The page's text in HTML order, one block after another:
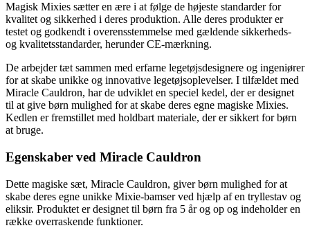
Magisk Mixies sætter en ære i at følge de højeste standarder for
kvalitet og sikkerhed i deres produktion. Alle deres produkter er
testet og godkendt i overensstemmelse med gældende sikkerheds-
og kvalitetsstandarder, herunder CE-mærkning.
De arbejder tæt sammen med erfarne legetøjsdesignere og ingeniører
for at skabe unikke og innovative legetøjsoplevelser. I tilfældet med
Miracle Cauldron, har de udviklet en speciel kedel, der er designet
til at give børn mulighed for at skabe deres egne magiske Mixies.
Kedlen er fremstillet med holdbart materiale, der er sikkert for børn
at bruge.
Egenskaber ved Miracle Cauldron
Dette magiske sæt, Miracle Cauldron, giver børn mulighed for at
skabe deres egne unikke Mixie-bamser ved hjælp af en tryllestav og
eliksir. Produktet er designet til børn fra 5 år og op og indeholder en
række overraskende funktioner.